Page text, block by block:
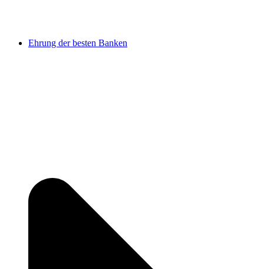
Ehrung der besten Banken